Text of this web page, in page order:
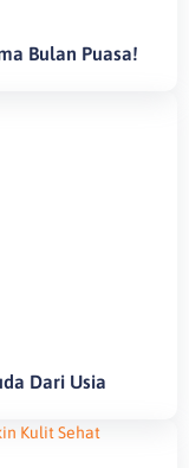
Bulan Puasa!
Dari Usia